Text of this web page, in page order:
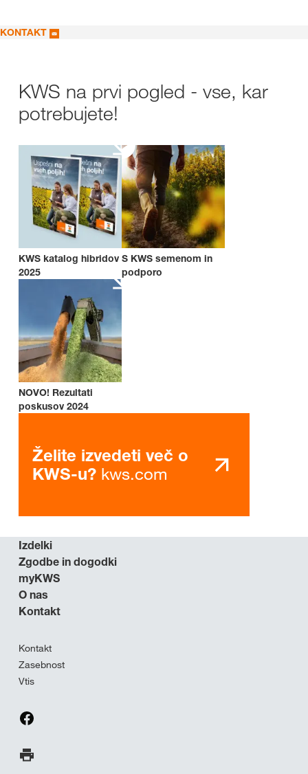
KONTAKT
KWS na prvi pogled - vse, kar
potrebujete!
KWS katalog hibridov
2025
S KWS semenom in
podporo
NOVO! Rezultati
poskusov 2024
Želite izvedeti več o
KWS-u? kws.com
Izdelki
Zgodbe in dogodki
myKWS
O nas
Kontakt
Kontakt
Zasebnost
Vtis
Natisni stran